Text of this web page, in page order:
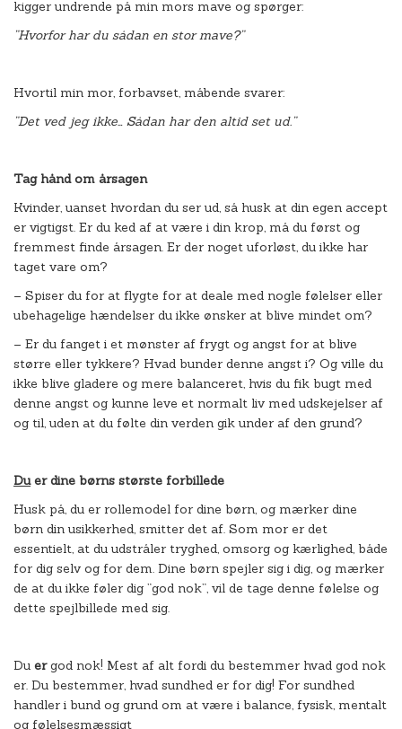
kigger undrende på min mors mave og spørger:
”Hvorfor har du sådan en stor mave?”
Hvortil min mor, forbavset, måbende svarer:
”Det ved jeg ikke… Sådan har den altid set ud.”
Tag hånd om årsagen
Kvinder, uanset hvordan du ser ud, så husk at din egen accept
er vigtigst. Er du ked af at være i din krop, må du først og
fremmest finde årsagen. Er der noget uforløst, du ikke har
taget vare om?
– Spiser du for at flygte for at deale med nogle følelser eller
ubehagelige hændelser du ikke ønsker at blive mindet om?
– Er du fanget i et mønster af frygt og angst for at blive
større eller tykkere? Hvad bunder denne angst i? Og ville du
ikke blive gladere og mere balanceret, hvis du fik bugt med
denne angst og kunne leve et normalt liv med udskejelser af
og til, uden at du følte din verden gik under af den grund?
Duer dine børns største forbillede
Husk på, du er rollemodel for dine børn, og mærker dine
børn din usikkerhed, smitter det af. Som mor er det
essentielt, at du udstråler tryghed, omsorg og kærlighed, både
for dig selv og for dem. Dine børn spejler sig i dig, og mærker
de at du ikke føler dig ”god nok”, vil de tage denne følelse og
dette spejlbillede med sig.
Du ergod nok! Mest af alt fordi du bestemmer hvad god nok
er. Du bestemmer, hvad sundhed er for dig! For sundhed
handler i bund og grund om at være i balance, fysisk, mentalt
og følelsesmæssigt